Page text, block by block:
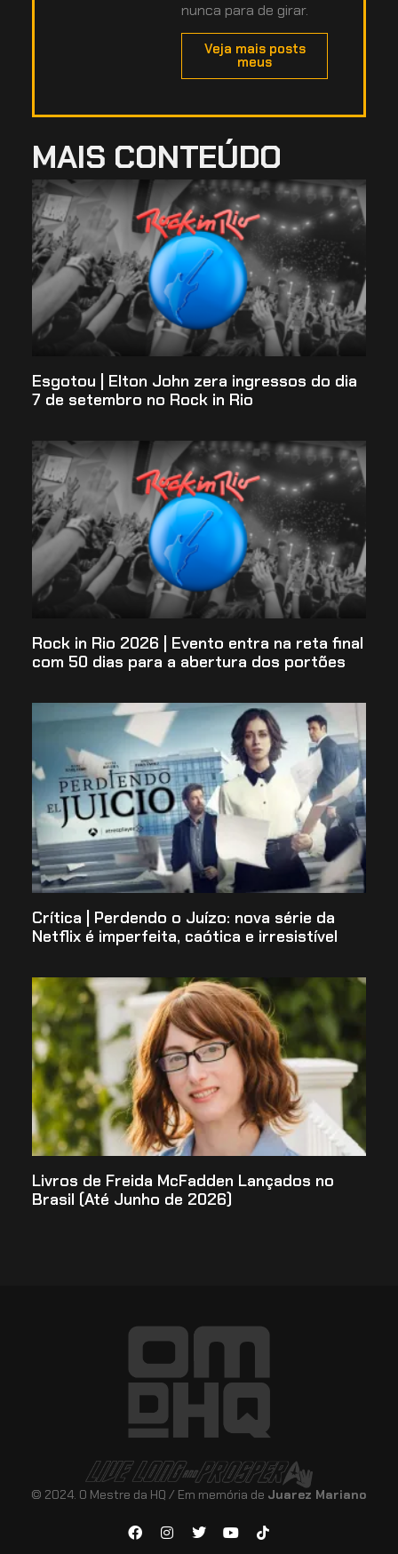
nunca para de girar.
Veja mais posts
meus
MAIS CONTEÚDO
Esgotou | Elton John zera ingressos do dia
7 de setembro no Rock in Rio
Rock in Rio 2026 | Evento entra na reta final
com 50 dias para a abertura dos portões
Crítica | Perdendo o Juízo: nova série da
Netflix é imperfeita, caótica e irresistível
Livros de Freida McFadden Lançados no
Brasil (Até Junho de 2026)
© 2024. O Mestre da HQ / Em memória de Juarez Mariano